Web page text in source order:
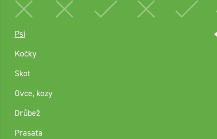
Psi
Kočky
Skot
Ovce, kozy
Drůbež
Prasata